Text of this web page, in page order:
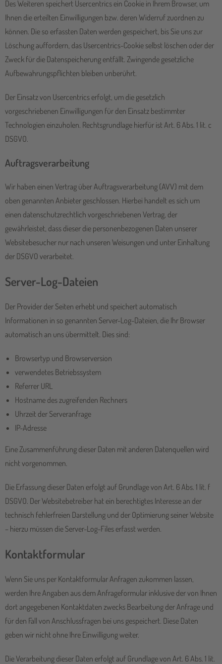
Des Weiteren speichert Usercentrics ein Cookie in Ihrem Browser, um
Ihnen die erteilten Einwilligungen bzw. deren Widerruf zuordnen zu
können. Die so erfassten Daten werden gespeichert, bis Sie uns zur
Löschung auffordern, das Usercentrics-Cookie selbst löschen oder der
Zweck für die Datenspeicherung entfällt. Zwingende gesetzliche
Aufbewahrungspflichten bleiben unberührt.
Der Einsatz von Usercentrics erfolgt, um die gesetzlich
vorgeschriebenen Einwilligungen für den Einsatz bestimmter
Technologien einzuholen. Rechtsgrundlage hierfür ist Art. 6 Abs. 1 lit. c
DSGVO.
Auftragsverarbeitung
Wir haben einen Vertrag über Auftragsverarbeitung (AVV) mit dem
oben genannten Anbieter geschlossen. Hierbei handelt es sich um
einen datenschutzrechtlich vorgeschriebenen Vertrag, der
gewährleistet, dass dieser die personenbezogenen Daten unserer
Websitebesucher nur nach unseren Weisungen und unter Einhaltung
der DSGVO verarbeitet.
Server-Log-Dateien
Der Provider der Seiten erhebt und speichert automatisch
Informationen in so genannten Server-Log-Dateien, die Ihr Browser
automatisch an uns übermittelt. Dies sind:
Browsertyp und Browserversion
verwendetes Betriebssystem
Referrer URL
Hostname des zugreifenden Rechners
Uhrzeit der Serveranfrage
IP-Adresse
Eine Zusammenführung dieser Daten mit anderen Datenquellen wird
nicht vorgenommen.
Die Erfassung dieser Daten erfolgt auf Grundlage von Art. 6 Abs. 1 lit. f
DSGVO. Der Websitebetreiber hat ein berechtigtes Interesse an der
technisch fehlerfreien Darstellung und der Optimierung seiner Website
– hierzu müssen die Server-Log-Files erfasst werden.
Kontaktformular
Wenn Sie uns per Kontaktformular Anfragen zukommen lassen,
werden Ihre Angaben aus dem Anfrageformular inklusive der von Ihnen
dort angegebenen Kontaktdaten zwecks Bearbeitung der Anfrage und
für den Fall von Anschlussfragen bei uns gespeichert. Diese Daten
geben wir nicht ohne Ihre Einwilligung weiter.
Die Verarbeitung dieser Daten erfolgt auf Grundlage von Art. 6 Abs. 1 lit.